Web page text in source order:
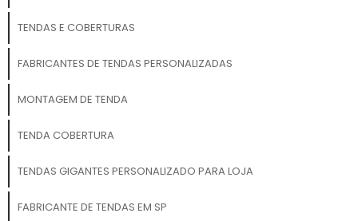
TENDAS E COBERTURAS
FABRICANTES DE TENDAS PERSONALIZADAS
MONTAGEM DE TENDA
TENDA COBERTURA
TENDAS GIGANTES PERSONALIZADO PARA LOJA
FABRICANTE DE TENDAS EM SP